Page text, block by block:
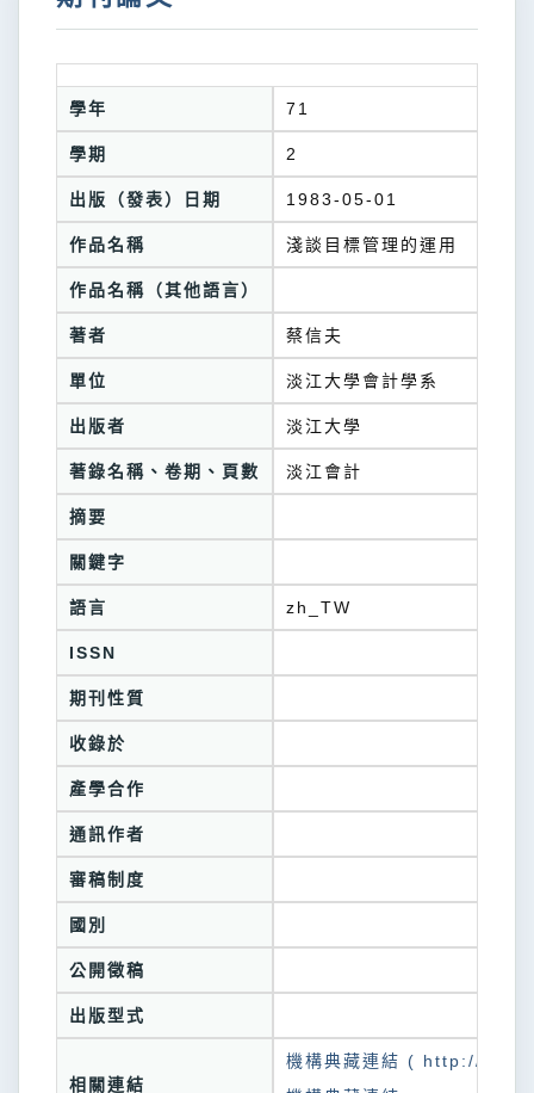
學年 71
學期 2
出版（發表）日期 1983-05-01
作品名稱 淺談目標管理的運用
作品名稱（其他語言）
著者 蔡信夫
單位 淡江大學會計學系
出版者 淡江大學
著錄名稱、卷期、頁數 淡江會計
摘要
關鍵字
語言 zh_TW
ISSN
期刊性質
收錄於
產學合作
通訊作者
審稿制度
國別
公開徵稿
出版型式
相關連結
機構典藏連結 ( http://